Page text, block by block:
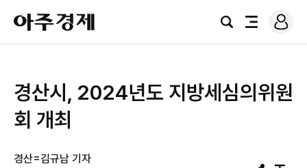
아
주
경
검
전
로
그
경산시, 2024년도 지방세심의위원
회 개최
경산=김규남 기자